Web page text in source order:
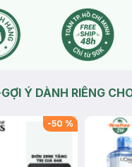
GỢI Ý DÀNH RIÊNG
-50 %